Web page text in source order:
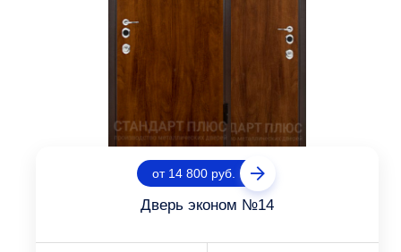
от 14 800 руб.
Дверь эконом №14